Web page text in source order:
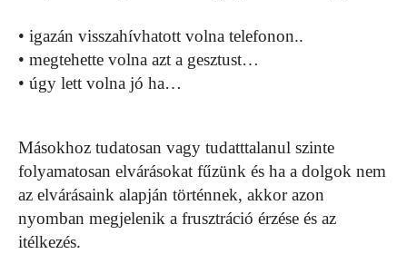
• igazán visszahívhatott volna telefonon..
• megtehette volna azt a gesztust…
• úgy lett volna jó ha…
Másokhoz tudatosan vagy tudatttalanul szinte
folyamatosan elvárásokat fűzünk és ha a dolgok nem
az elvárásaink alapján történnek, akkor azon
nyomban megjelenik a frusztráció érzése és az
itélkezés.